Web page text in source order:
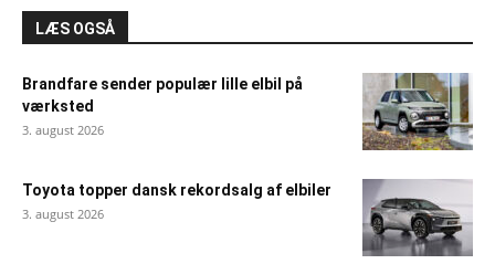
LÆS OGSÅ
Brandfare sender populær lille elbil på
værksted
3. august 2026
Toyota topper dansk rekordsalg af elbiler
3. august 2026